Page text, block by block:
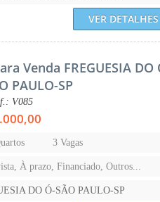
VER DETALHES
Venda FREGUESIA DO
PAULO-SP
V085
3 Vagas
À prazo, Financiado, Outros...
DO Ó-SÃO PAULO-SP